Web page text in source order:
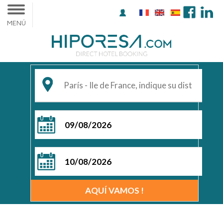
MENÚ
de
a